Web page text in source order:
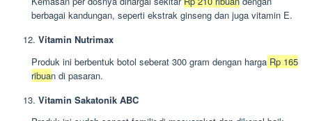
berbagai kandungan, seperti ekstrak ginseng dan juga vitamin E.
Vitamin Nutrimax
Produk ini berbentuk botol seberat 300 gram dengan harga Rp 165
ribuan di pasaran.
Vitamin Sakatonik ABC